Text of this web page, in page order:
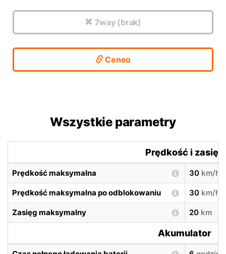
7way (brak)
Ceneo
Wszystkie parametry
Prędkość i zasięg
Prędkość maksymalna 30 km/h
Prędkość maksymalna po odblokowaniu 30 km/h
Zasięg maksymalny 20 km
Akumulator